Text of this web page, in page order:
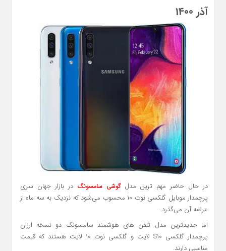
آذر 1400
در حال حاضر مهم ترین مدلگوشی سامسونگ در بازار جهان سری
پرچمدار موبایل گلکسی نوت ۱۰ محسوب می‌شود که نزدیک به سه ماه از
عرضه آن می‌گذرد.
اما جدیدترین مدل تلفن های هوشمند سامسونگ دو نسخه ارزان
پرچمدار گلکسی S10 لایت و گلکسی نوت ۱۰ لایت هستند که قیمت
مناسبی دارند.